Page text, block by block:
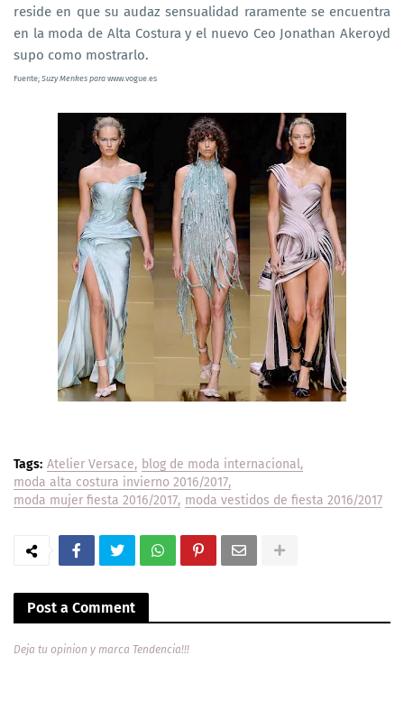
reside en que su audaz sensualidad raramente se encuentra
en la moda de Alta Costura y el nuevo Ceo Jonathan Akeroyd
supo como mostrarlo.
Fuente; Suzy Menkes para www.vogue.es
Tags: Atelier Versace
blog de moda internacional
moda alta costura invierno 2016/2017
moda mujer fiesta 2016/2017 moda vestidos de fiesta 2016/2017
Post a Comment
Deja tu opinion y marca Tendencia!!!